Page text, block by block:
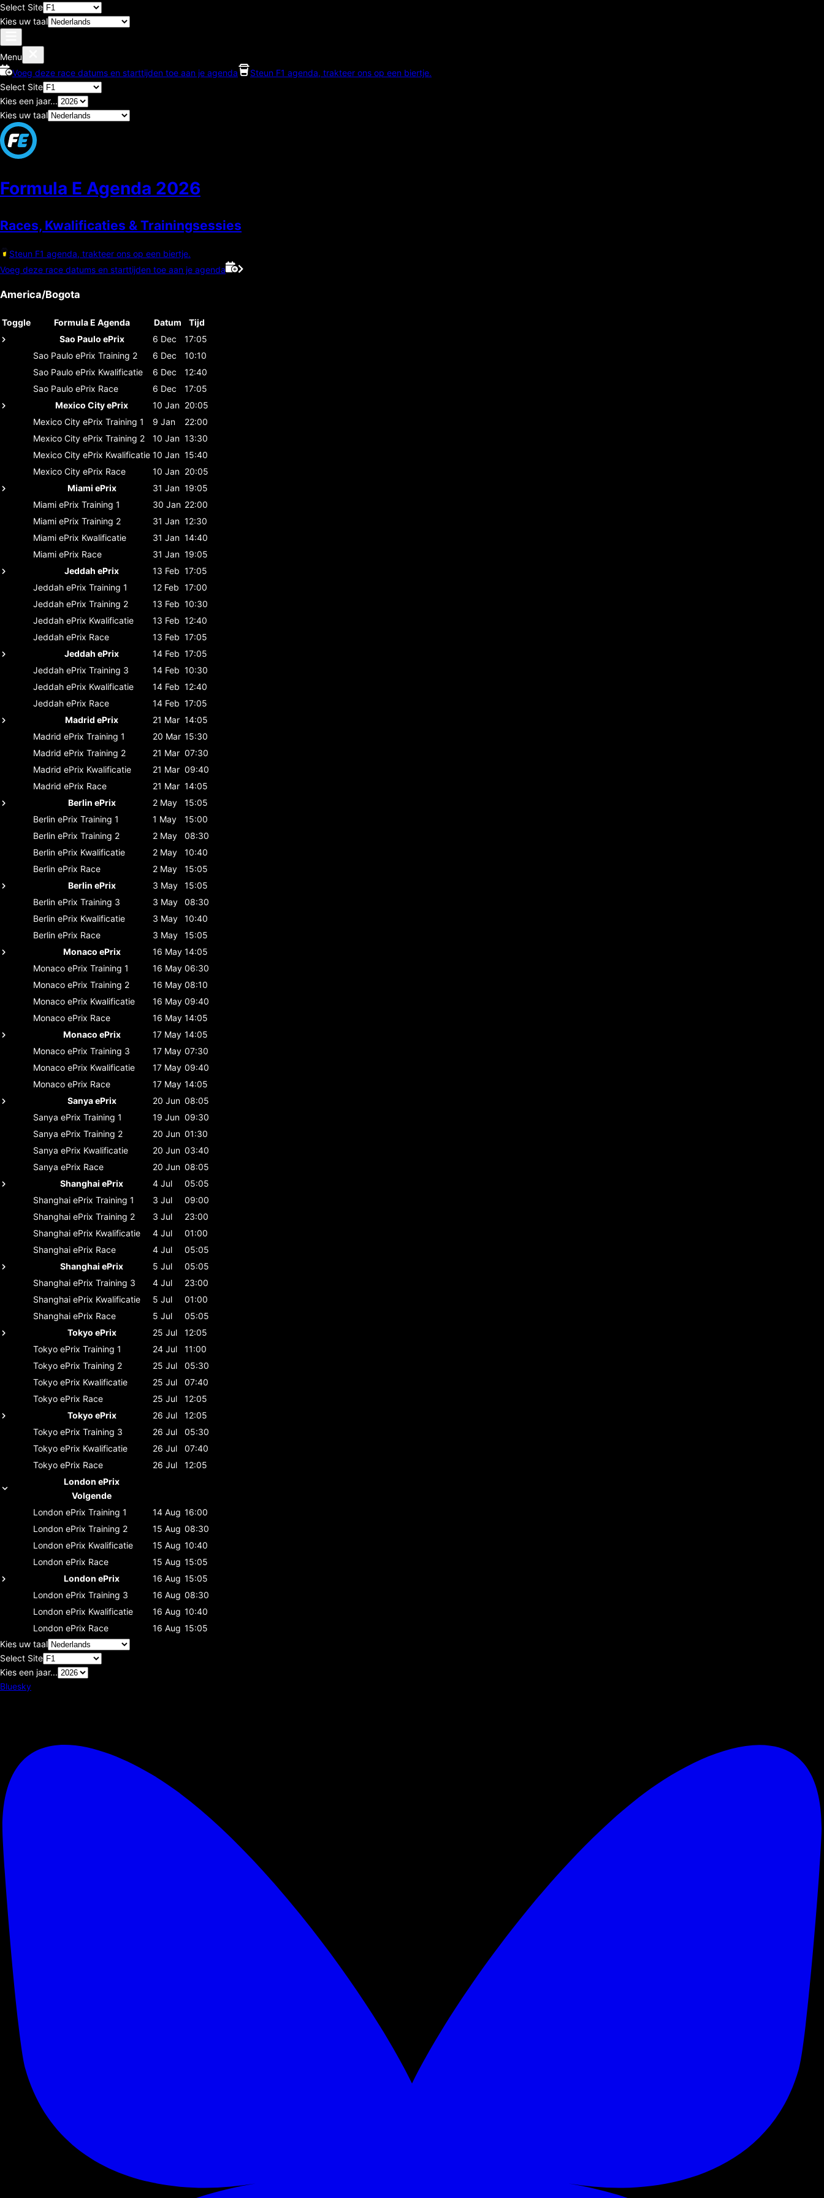
Select Site
Kies uw taal
Menu
Voeg deze race datums en starttijden toe aan je agenda
Steun F1 agenda, trakteer ons op een biertje.
Select Site
Kies een jaar...
Kies uw taal
Formula E Agenda 2026
Races, Kwalificaties & Trainingsessies
Steun F1 agenda, trakteer ons op een biertje.
Voeg deze race datums en starttijden toe aan je agenda
America/Bogota
Toggle Formula E Agenda Datum
Tijd
Sao Paulo ePrix
6 Dec
17:05
Sao Paulo ePrix Training 2 6 Dec
10:10
Sao Paulo ePrix Kwalificatie 6 Dec
12:40
Sao Paulo ePrix Race 6 Dec
17:05
Mexico City ePrix
10 Jan 20:05
Mexico City ePrix Training 1 9 Jan
22:00
Mexico City ePrix Training 2 10 Jan 13:30
Mexico City ePrix Kwalificatie 10 Jan 15:40
Mexico City ePrix Race 10 Jan 20:05
Miami ePrix
31 Jan 19:05
Miami ePrix Training 1 30 Jan 22:00
Miami ePrix Training 2 31 Jan 12:30
Miami ePrix Kwalificatie 31 Jan 14:40
Miami ePrix Race 31 Jan 19:05
Jeddah ePrix
13 Feb 17:05
Jeddah ePrix Training 1 12 Feb 17:00
Jeddah ePrix Training 2 13 Feb 10:30
Jeddah ePrix Kwalificatie 13 Feb 12:40
Jeddah ePrix Race 13 Feb 17:05
Jeddah ePrix
14 Feb 17:05
Jeddah ePrix Training 3 14 Feb 10:30
Jeddah ePrix Kwalificatie 14 Feb 12:40
Jeddah ePrix Race 14 Feb 17:05
Madrid ePrix
21 Mar 14:05
Madrid ePrix Training 1 20 Mar 15:30
Madrid ePrix Training 2 21 Mar 07:30
Madrid ePrix Kwalificatie 21 Mar 09:40
Madrid ePrix Race 21 Mar 14:05
Berlin ePrix
2 May
15:05
Berlin ePrix Training 1 1 May
15:00
Berlin ePrix Training 2 2 May
08:30
Berlin ePrix Kwalificatie 2 May
10:40
Berlin ePrix Race 2 May
15:05
Berlin ePrix
3 May
15:05
Berlin ePrix Training 3 3 May
08:30
Berlin ePrix Kwalificatie 3 May
10:40
Berlin ePrix Race 3 May
15:05
Monaco ePrix
16 May 14:05
Monaco ePrix Training 1 16 May 06:30
Monaco ePrix Training 2 16 May 08:10
Monaco ePrix Kwalificatie 16 May 09:40
Monaco ePrix Race 16 May 14:05
Monaco ePrix
17 May 14:05
Monaco ePrix Training 3 17 May 07:30
Monaco ePrix Kwalificatie 17 May 09:40
Monaco ePrix Race 17 May 14:05
Sanya ePrix
20 Jun 08:05
Sanya ePrix Training 1 19 Jun 09:30
Sanya ePrix Training 2 20 Jun 01:30
Sanya ePrix Kwalificatie 20 Jun 03:40
Sanya ePrix Race 20 Jun 08:05
Shanghai ePrix
4 Jul
05:05
Shanghai ePrix Training 1 3 Jul
09:00
Shanghai ePrix Training 2 3 Jul
23:00
Shanghai ePrix Kwalificatie 4 Jul
01:00
Shanghai ePrix Race 4 Jul
05:05
Shanghai ePrix
5 Jul
05:05
Shanghai ePrix Training 3 4 Jul
23:00
Shanghai ePrix Kwalificatie 5 Jul
01:00
Shanghai ePrix Race 5 Jul
05:05
Tokyo ePrix
25 Jul
12:05
Tokyo ePrix Training 1 24 Jul
11:00
Tokyo ePrix Training 2 25 Jul
05:30
Tokyo ePrix Kwalificatie 25 Jul
07:40
Tokyo ePrix Race 25 Jul
12:05
Tokyo ePrix
26 Jul
12:05
Tokyo ePrix Training 3 26 Jul
05:30
Tokyo ePrix Kwalificatie 26 Jul
07:40
Tokyo ePrix Race 26 Jul
12:05
London ePrix
Volgende
London ePrix Training 1 14 Aug 16:00
London ePrix Training 2 15 Aug 08:30
London ePrix Kwalificatie 15 Aug 10:40
London ePrix Race 15 Aug 15:05
London ePrix
16 Aug 15:05
London ePrix Training 3 16 Aug 08:30
London ePrix Kwalificatie 16 Aug 10:40
London ePrix Race 16 Aug 15:05
Kies uw taal
Select Site
Kies een jaar...
Bluesky